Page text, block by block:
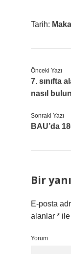
Tarih:
Önceki Yazı
7. sınıfta
nasıl
Sonraki Yazı
BAU’da
Bir
E-posta
alanlar *
Yorum